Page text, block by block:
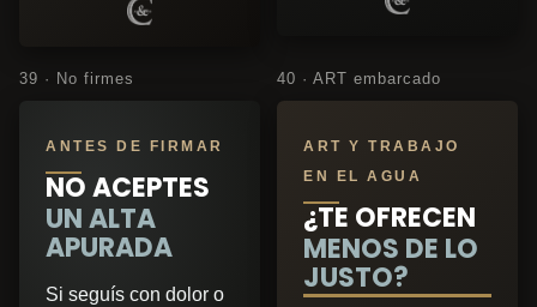
39 · No firmes
ANTES DE FIRMAR
NO ACEPTES
UN ALTA
APURADA
Si seguís con dolor o
40 · ART embarcado
ART Y TRABAJO
EN EL AGUA
¿TE OFRECEN
MENOS DE LO
JUSTO?